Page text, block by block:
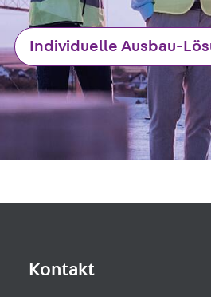
Individuelle Ausbau-
Kontakt